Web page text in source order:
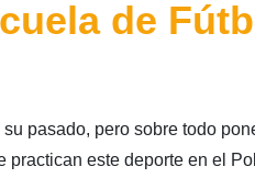
de
pasado, pero sobre todo
practican este deporte en el